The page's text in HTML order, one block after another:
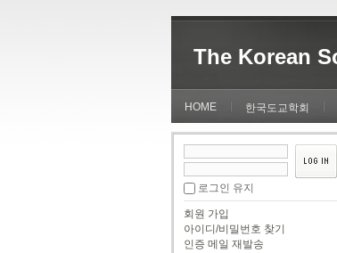
The Korean
HOME 한국도교학회
로그인 유지
회원 가입
아이디/비밀번호 찾기
인증 메일 재발송